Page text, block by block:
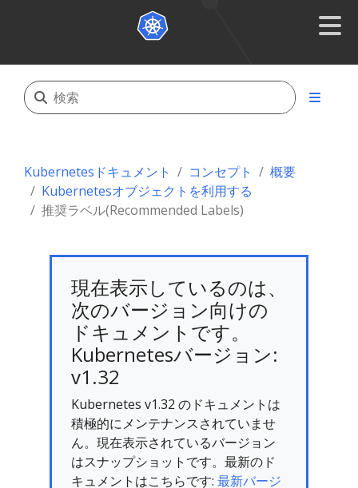
Kubernetesドキュメント コンセプト
概要
Kubernetesオブジェクトを利用する
推奨ラベル(Recommended Labels)
現在表示しているのは、
次のバージョン向けの
ドキュメントです。
Kubernetesバージョン:
v1.32
Kubernetes v1.32 のドキュメントは
積極的にメンテナンスされていませ
ん。現在表示されているバージョン
はスナップショットです。最新のド
キュメントはこちらです: 最新バージ